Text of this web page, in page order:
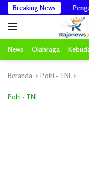
Langsung
ke
konten
Breaking NewsPengabdian
News Olahraga
Beranda Polri - TNI
Polri - TNI